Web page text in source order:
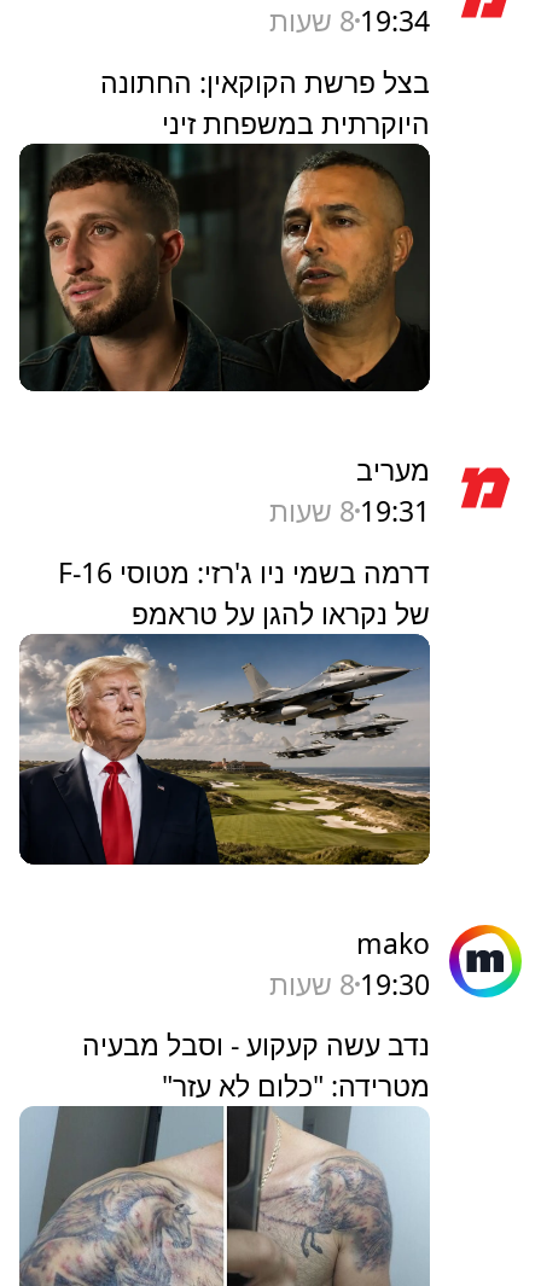
19:34 8 שעות
בצל פרשת הקוקאין: החתונה
היוקרתית במשפחת זיני
מעריב
19:31 8 שעות
דרמה בשמי ניו ג'רזי: מטוסי F-16
של נקראו להגן על טראמפ
mako
19:30 8 שעות
נדב עשה קעקוע - וסבל מבעיה
מטרידה: "כלום לא עזר"